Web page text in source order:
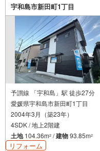
宇和島市新田町1丁目
予讃線 「宇和島」駅 徒歩27分
愛媛県宇和島市新田町1丁目
2004年3月（築23年）
4SDK / 地上2階建
土地104.36m2 /建物93.85m2
リフォーム